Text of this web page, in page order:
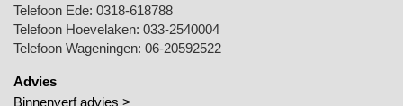
Telefoon Ede: 0318-618788
Telefoon Hoevelaken: 033-2540004
Telefoon Wageningen: 06-20592522
Advies
Binnenverf advies >